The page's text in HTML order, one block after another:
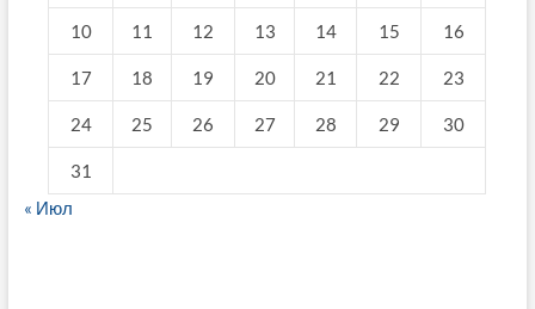
10 11 12 13 14 15 16
17 18 19 20 21 22 23
24 25 26 27 28 29 30
31
« Июл